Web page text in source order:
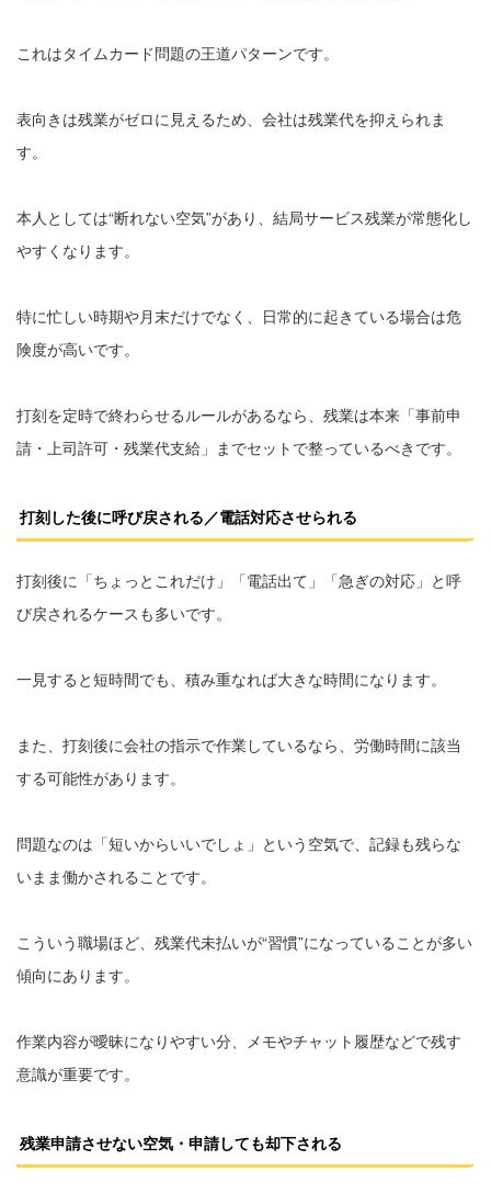
これはタイムカード問題の王道パターンです。
表向きは残業がゼロに見えるため、会社は残業代を抑えられま
す。
本人としては“断れない空気”があり、結局サービス残業が常態化し
やすくなります。
特に忙しい時期や月末だけでなく、日常的に起きている場合は危
険度が高いです。
打刻を定時で終わらせるルールがあるなら、残業は本来「事前申
請・上司許可・残業代支給」までセットで整っているべきです。
打刻した後に呼び戻される／電話対応させられる
打刻後に「ちょっとこれだけ」「電話出て」「急ぎの対応」と呼
び戻されるケースも多いです。
一見すると短時間でも、積み重なれば大きな時間になります。
また、打刻後に会社の指示で作業しているなら、労働時間に該当
する可能性があります。
問題なのは「短いからいいでしょ」という空気で、記録も残らな
いまま働かされることです。
こういう職場ほど、残業代未払いが“習慣”になっていることが多い
傾向にあります。
作業内容が曖昧になりやすい分、メモやチャット履歴などで残す
意識が重要です。
残業申請させない空気・申請しても却下される